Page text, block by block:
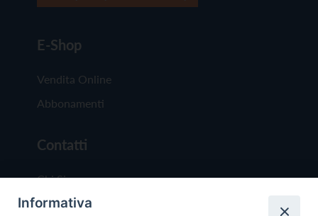
E-Shop
Vendita Online
Abbonamenti
Contatti
Chi Siamo
Redazione
Informativa